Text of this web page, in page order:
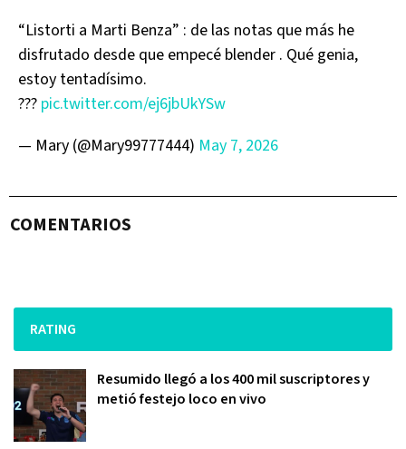
“Listorti a Marti Benza” : de las notas que más he
disfrutado desde que empecé blender . Qué genia,
estoy tentadísimo.
??? pic.twitter.com/ej6jbUkYSw
— Mary (@Mary99777444) May 7, 2026
COMENTARIOS
RATING
Resumido llegó a los 400 mil suscriptores y
metió festejo loco en vivo